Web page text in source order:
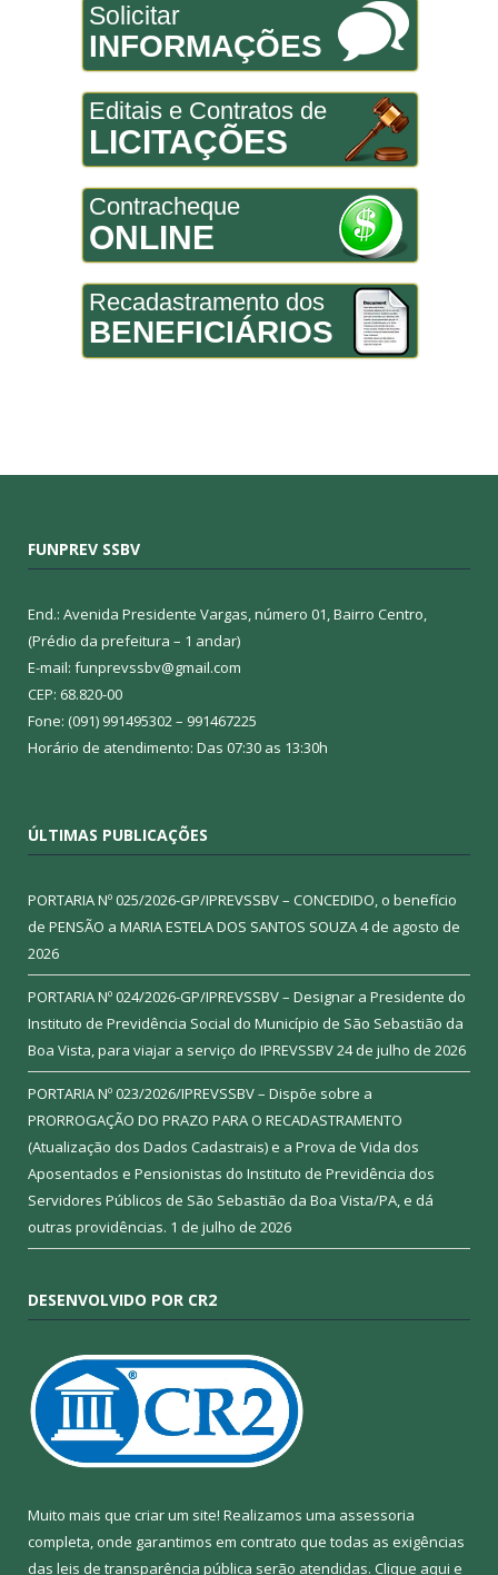
Solicitar
INFORMAÇÕES
Editais e Contratos de
LICITAÇÕES
Contracheque
ONLINE
Recadastramento dos
BENEFICIÁRIOS
FUNPREV SSBV
End.: Avenida Presidente Vargas, número 01, Bairro Centro,
(Prédio da prefeitura – 1 andar)
E-mail: funprevssbv@gmail.com
CEP: 68.820-00
Fone: (091) 991495302 – 991467225
Horário de atendimento: Das 07:30 as 13:30h
ÚLTIMAS PUBLICAÇÕES
PORTARIA Nº 025/2026-GP/IPREVSSBV – CONCEDIDO, o benefício
de PENSÃO a MARIA ESTELA DOS SANTOS SOUZA4 de agosto de
2026
PORTARIA Nº 024/2026-GP/IPREVSSBV – Designar a Presidente do
Instituto de Previdência Social do Município de São Sebastião da
Boa Vista, para viajar a serviço do IPREVSSBV24 de julho de 2026
PORTARIA Nº 023/2026/IPREVSSBV – Dispõe sobre a
PRORROGAÇÃO DO PRAZO PARA O RECADASTRAMENTO
(Atualização dos Dados Cadastrais) e a Prova de Vida dos
Aposentados e Pensionistas do Instituto de Previdência dos
Servidores Públicos de São Sebastião da Boa Vista/PA, e dá
outras providências. 1 de julho de 2026
DESENVOLVIDO POR CR2
Muito mais que criar um site! Realizamos uma assessoria
completa, onde garantimos em contrato que todas as exigências
das leis de transparência pública serão atendidas. Clique aqui e